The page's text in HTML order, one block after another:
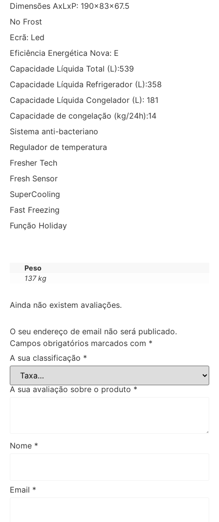
Dimensões AxLxP: 190x83x67.5
No Frost
Ecrã: Led
Eficiência Energética Nova: E
Capacidade Líquida Total (L):539
Capacidade Líquida Refrigerador (L):358
Capacidade Líquida Congelador (L): 181
Capacidade de congelação (kg/24h):14
Sistema anti-bacteriano
Regulador de temperatura
Fresher Tech
Fresh Sensor
SuperCooling
Fast Freezing
Função Holiday
Peso
137 kg
Ainda não existem avaliações.
O seu endereço de email não será publicado.
Campos obrigatórios marcados com *
A sua classificação *
A sua avaliação sobre o produto *
Nome *
Email *